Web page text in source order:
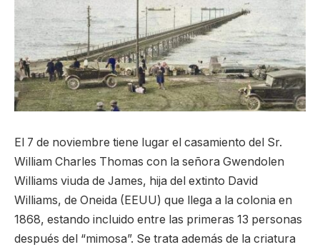
El 7 de noviembre tiene lugar el casamiento del Sr.
William Charles Thomas con la señora Gwendolen
Williams viuda de James, hija del extinto David
Williams, de Oneida (EEUU) que llega a la colonia en
1868, estando incluido entre las primeras 13 personas
después del “mimosa”. Se trata además de la criatura